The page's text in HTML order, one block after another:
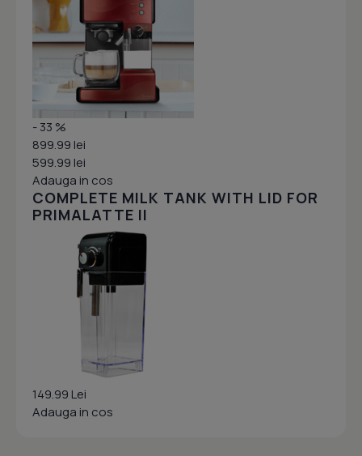
- 33 %
899.99 lei
599.99 lei
Adauga in cos
COMPLETE MILK TANK WITH LID FOR
PRIMALATTE II
149.99 Lei
Adauga in cos